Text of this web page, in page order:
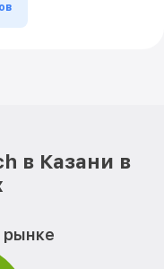
в Казани в
рынке